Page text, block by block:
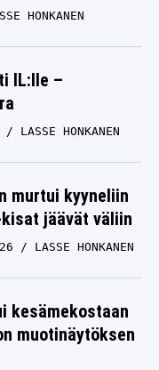
HONKANEN
IL:lle –
LASSE HONKANEN
murtui kyyneliin
jäävät väliin
LASSE HONKANEN
kesämekostaan
muotinäytöksen